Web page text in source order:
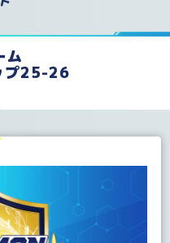
ム
プ25-26